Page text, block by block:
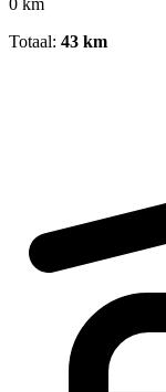
Totaal: 43 km